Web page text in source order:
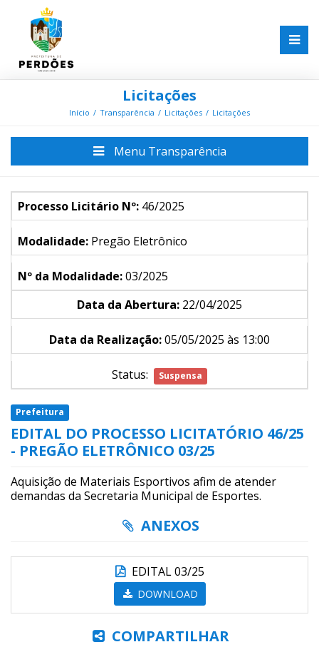
Licitações
Início Transparência Licitações Licitações
Menu Transparência
Processo Licitário Nº: 46/2025
Modalidade: Pregão Eletrônico
Nº da Modalidade:03/2025
Data da Abertura: 22/04/2025
Data da Realização:05/05/2025 às 13:00
Status: Suspensa
Prefeitura
EDITAL DO PROCESSO LICITATÓRIO 46/25
- PREGÃO ELETRÔNICO 03/25
Aquisição de Materiais Esportivos afim de atender
demandas da Secretaria Municipal de Esportes.
ANEXOS
EDITAL 03/25
DOWNLOAD
COMPARTILHAR